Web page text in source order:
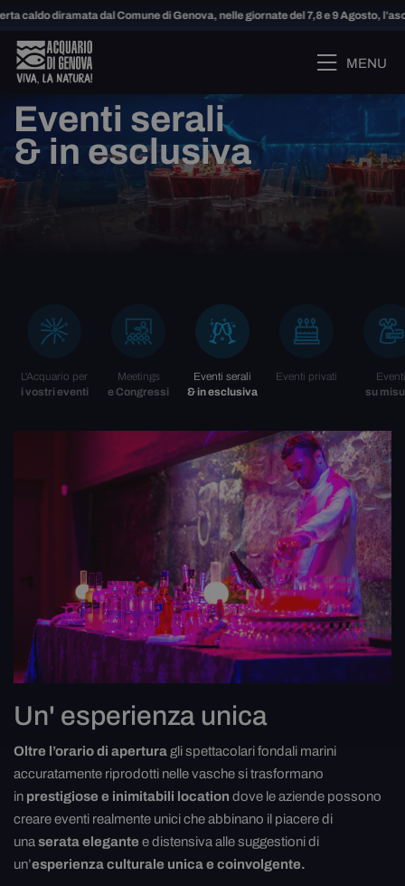
diramata dal Comune di Genova, nelle giornate del 7,8 e 9 Agosto,
MENU
Eventi serali
& in esclusiva
L'Acquario per
i vostri eventi
Meetings
e Congressi
Eventi serali
& in esclusiva
Eventi privati
Eventi
su
Un' esperienza unica
Oltre l’orario di apertura gli spettacolari fondali marini
accuratamente riprodotti nelle vasche si trasformano
in prestigiose e inimitabili location dove le aziende possono
creare eventi realmente unici che abbinano il piacere di
una serata elegante e distensiva alle suggestioni di
un’esperienza culturale unica e coinvolgente.